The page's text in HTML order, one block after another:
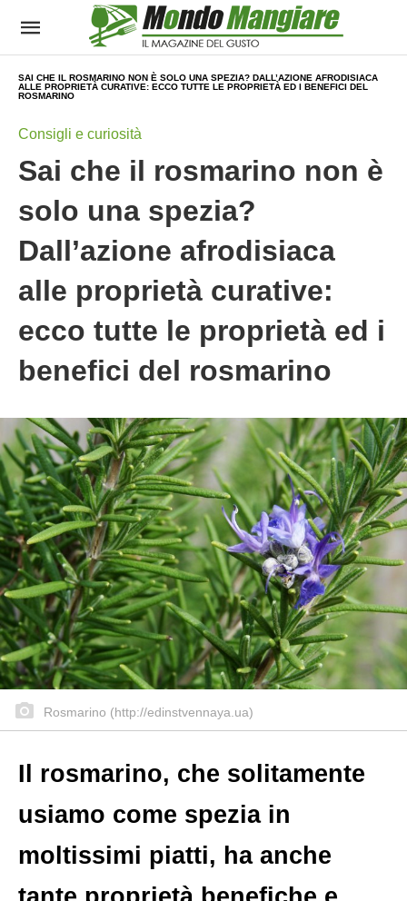
SAI CHE IL ROSMARINO NON È SOLO UNA SPEZIA? DALL’AZIONE AFRODISIACA
ALLE PROPRIETÀ CURATIVE: ECCO TUTTE LE PROPRIETÀ ED I BENEFICI DEL
ROSMARINO
Consigli e curiosità
Sai che il rosmarino non è
solo una spezia?
Dall’azione afrodisiaca
alle proprietà curative:
ecco tutte le proprietà ed i
benefici del rosmarino
Rosmarino (http://edinstvennaya.ua)
Il rosmarino, che solitamente
usiamo come spezia in
moltissimi piatti, ha anche